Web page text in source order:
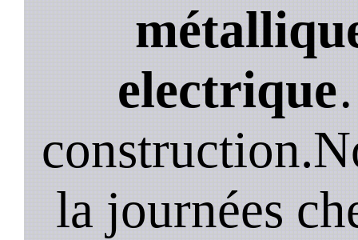
electrique
la journées